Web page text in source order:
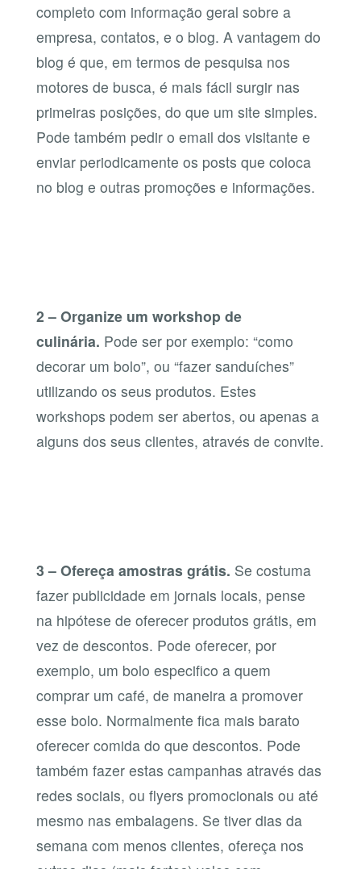
completo com informação geral sobre a
empresa, contatos, e o blog. A vantagem do
blog é que, em termos de pesquisa nos
motores de busca, é mais fácil surgir nas
primeiras posições, do que um site simples.
Pode também pedir o email dos visitante e
enviar periodicamente os posts que coloca
no blog e outras promoções e informações.
2 – Organize um workshop de
culinária. Pode ser por exemplo: “como
decorar um bolo”, ou “fazer sanduíches”
utilizando os seus produtos. Estes
workshops podem ser abertos, ou apenas a
alguns dos seus clientes, através de convite.
3 – Ofereça amostras grátis. Se costuma
fazer publicidade em jornais locais, pense
na hipótese de oferecer produtos grátis, em
vez de descontos. Pode oferecer, por
exemplo, um bolo especifico a quem
comprar um café, de maneira a promover
esse bolo. Normalmente fica mais barato
oferecer comida do que descontos. Pode
também fazer estas campanhas através das
redes sociais, ou flyers promocionais ou até
mesmo nas embalagens. Se tiver dias da
semana com menos clientes, ofereça nos